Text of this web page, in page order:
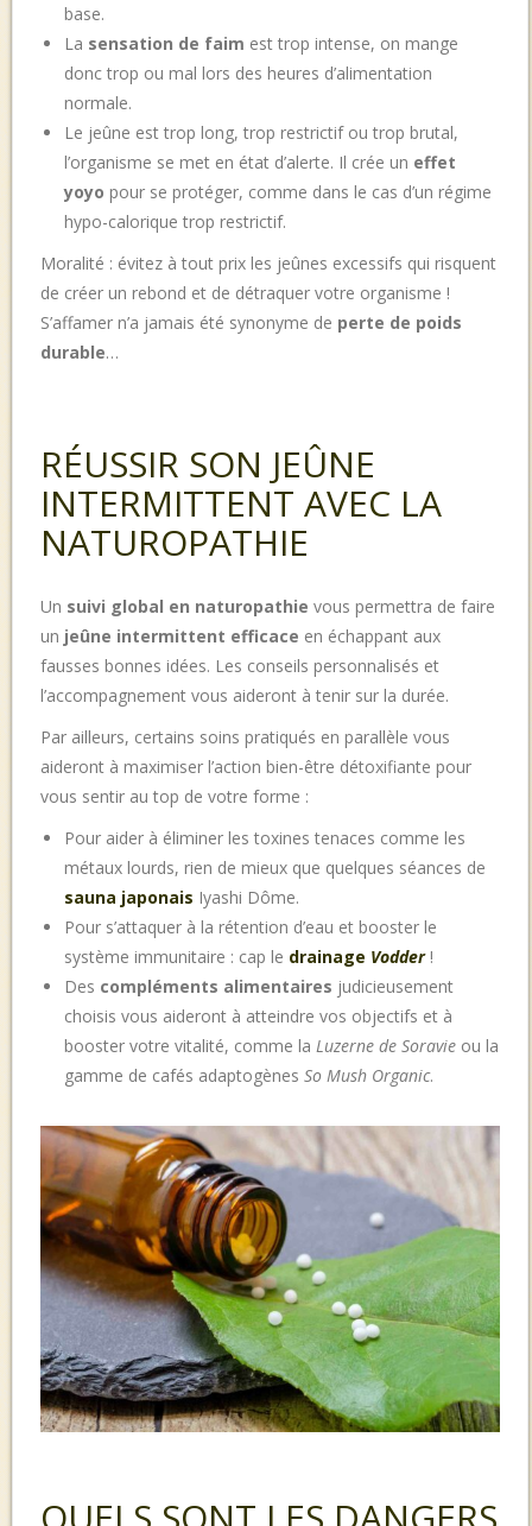
base.
La sensation de faim est trop intense, on mange
donc trop ou mal lors des heures d’alimentation
normale.
Le jeûne est trop long, trop restrictif ou trop brutal,
l’organisme se met en état d’alerte. Il crée un effet
yoyo pour se protéger, comme dans le cas d’un régime
hypo-calorique trop restrictif.
Moralité : évitez à tout prix les jeûnes excessifs qui risquent
de créer un rebond et de détraquer votre organisme !
S’affamer n’a jamais été synonyme de perte de poids
durable…
RÉUSSIR SON JEÛNE
INTERMITTENT AVEC LA
NATUROPATHIE
Un suivi global en naturopathie vous permettra de faire
un jeûne intermittent efficace en échappant aux
fausses bonnes idées. Les conseils personnalisés et
l’accompagnement vous aideront à tenir sur la durée.
Par ailleurs, certains soins pratiqués en parallèle vous
aideront à maximiser l’action bien-être détoxifiante pour
vous sentir au top de votre forme :
Pour aider à éliminer les toxines tenaces comme les
métaux lourds, rien de mieux que quelques séances de
sauna japonais Iyashi Dôme.
Pour s’attaquer à la rétention d’eau et booster le
système immunitaire : cap le drainage Vodder!
Des compléments alimentaires judicieusement
choisis vous aideront à atteindre vos objectifs et à
booster votre vitalité, comme la Luzerne de Soravieou la
gamme de cafés adaptogènes So Mush Organic.